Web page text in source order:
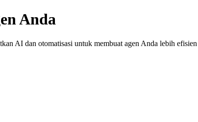
Anda
AI dan otomatisasi untuk membuat agen Anda lebih